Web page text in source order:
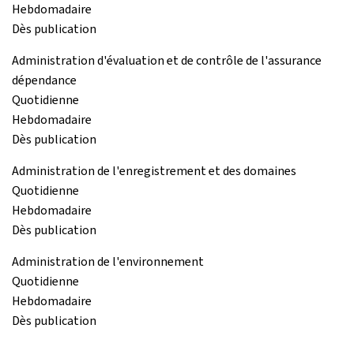
Hebdomadaire
Dès publication
Administration d'évaluation et de contrôle de l'assurance
dépendance
Quotidienne
Hebdomadaire
Dès publication
Administration de l'enregistrement et des domaines
Quotidienne
Hebdomadaire
Dès publication
Administration de l'environnement
Quotidienne
Hebdomadaire
Dès publication